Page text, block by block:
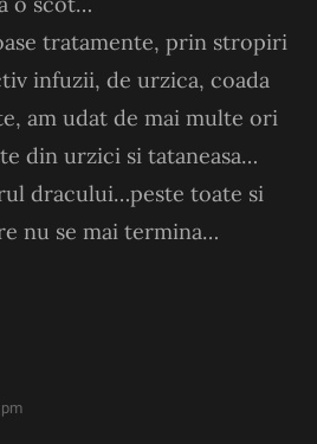
tratamente, prin stropiri
infuzii, de urzica, coada
am udat de mai multe ori
din urzici si tataneasa…
dracului…peste toate si
nu se mai termina…